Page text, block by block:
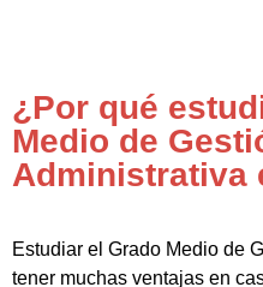
¿Por qué
Medio de
Administrativa
Estudiar el Grado Medio de
tener muchas ventajas en